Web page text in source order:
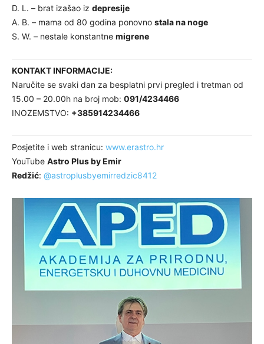
D. L. – brat izašao iz depresije
A. B. – mama od 80 godina ponovno stala na noge
S. W. – nestale konstantne migrene
KONTAKT INFORMACIJE:
Naručite se svaki dan za besplatni prvi pregled i tretman od
15.00 – 20.00h na broj mob: 091/4234466
INOZEMSTVO: +385914234466
Posjetite i web stranicu: www.erastro.hr
YouTube Astro Plus by Emir
Redžić: @astroplusbyemirredzic8412